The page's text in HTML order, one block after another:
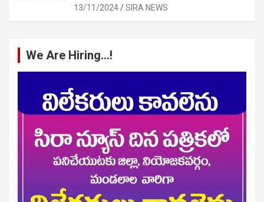
13/11/2024 SIRA NEWS
We Are Hiring…!